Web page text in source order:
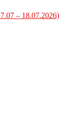
– 18.07.2026)